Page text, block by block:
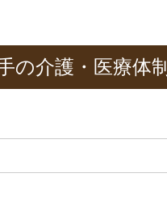
の介護・医療体制